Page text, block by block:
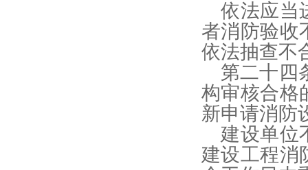
依法应当
者消防验收
依法抽查不
第二十四
构审核合格
新申请消防
建设单位
建设工程消